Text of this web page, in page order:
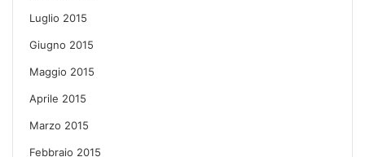
Luglio 2015
Giugno 2015
Maggio 2015
Aprile 2015
Marzo 2015
Febbraio 2015